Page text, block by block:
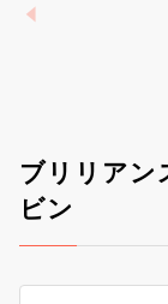
ブリリアン
ビン